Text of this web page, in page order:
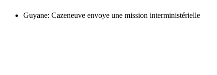
Guyane: Cazeneuve envoye une mission interministérielle